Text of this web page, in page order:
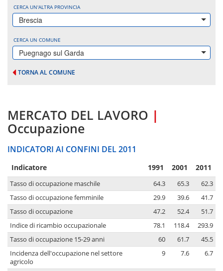
CERCA UN'ALTRA PROVINCIA
Brescia
CERCA UN COMUNE
Puegnago sul Garda
TORNA AL COMUNE
MERCATO DEL LAVORO |
Occupazione
INDICATORI AI CONFINI DEL 2011
Indicatore 1991 2001 2011
Tasso di occupazione maschile 64.3 65.3
62.3
Tasso di occupazione femminile
29.9 39.6
41.7
Tasso di occupazione
47.2 52.4
51.7
Indice di ricambio occupazionale
78.1 118.4
293.9
Tasso di occupazione 15-29 anni
60 61.7
45.5
Incidenza dell'occupazione nel settore
agricolo
9 7.6 6.7